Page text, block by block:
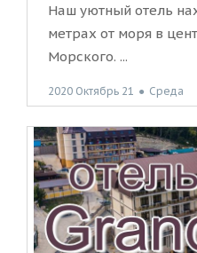
Наш уютный отель
метрах от моря в
Морского. ...
2020 Октябрь 21 ● Среда